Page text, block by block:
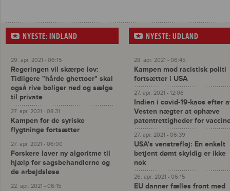
NYESTE: INDLAND
29. apr. 2021 - 06:15
Regeringen vil skærpe lov:
Tidligere "hårde ghettoer" skal
også rive boliger ned og sælge
til private
27. apr. 2021 - 08:31
Kampen for de syriske
flygtninge fortsætter
27. apr. 2021 - 06:00
Forskere laver ny algoritme til
hjælp for sagsbehandlerne og
de arbejdsløse
22. apr. 2021 - 06:15
NYESTE: UDLAND
28. apr. 2021 - 06:45
Kampen mod racistisk politi
fortsætter i USA
27. apr. 2021 - 12:06
Indien i covid-19-kaos efter
Vesten nægter at ophæve
patentrettigheder for
27. apr. 2021 - 06:39
USA's venstrefløj: En enkelt
betjent dømt skyldig er ikke
nok
26. apr. 2021 - 06:15
EU danner fælles front med